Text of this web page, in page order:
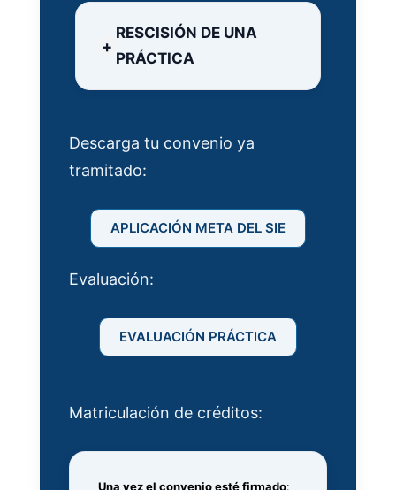
RESCISIÓN DE UNA
PRÁCTICA
Descarga tu convenio ya
tramitado:
APLICACIÓN META DEL SIE
Evaluación:
EVALUACIÓN PRÁCTICA
Matriculación de créditos:
Una vez el convenio esté firmado: